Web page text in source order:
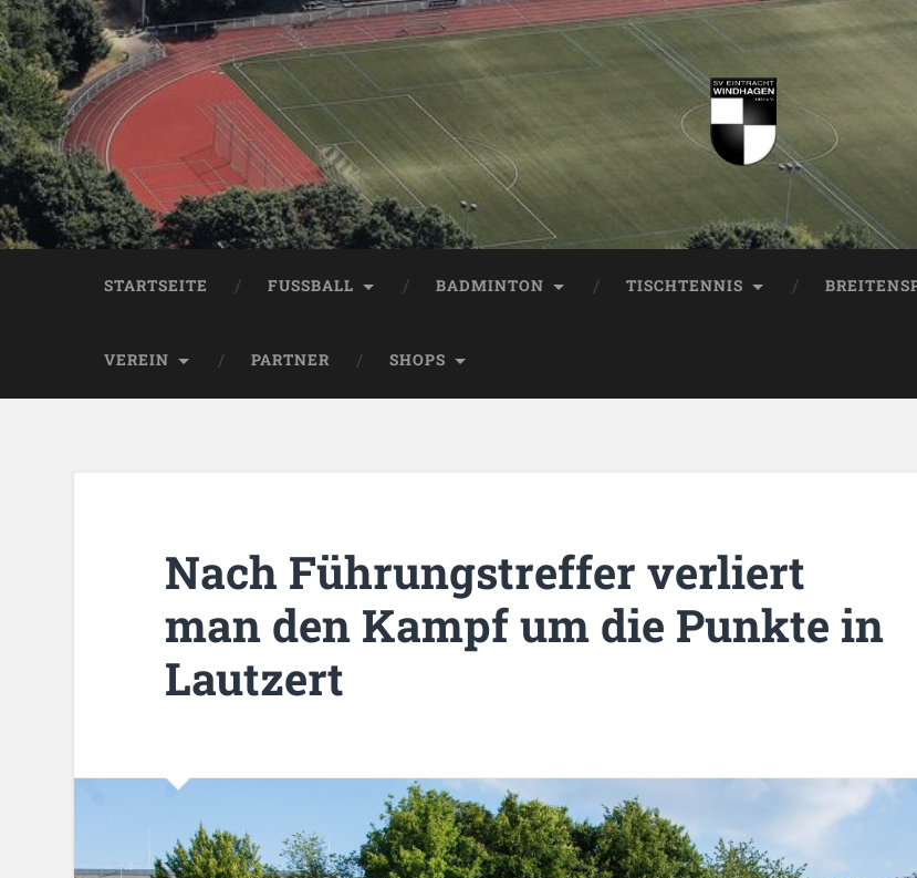
STARTSEITE FUSSBALL BADMINTON TISCHTENNIS
VEREIN PARTNER SHOPS
Nach Führungstreffer verliert
man den Kampf um die Punkte in
Lautzert